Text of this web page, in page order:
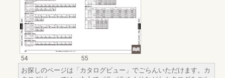
54
55
お探しのページは「カタログビュー」でごらんいただけます。カ